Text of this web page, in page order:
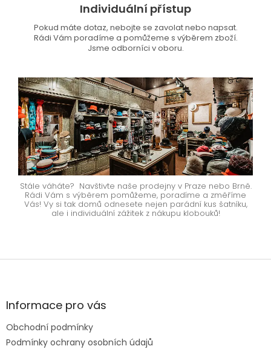
Individuální přístup
Pokud máte dotaz, nebojte se zavolat nebo napsat.
Rádi Vám poradíme a pomůžeme s výběrem zboží.
Jsme odborníci v oboru.
Stále váháte? Navštivte naše prodejny v Praze nebo Brně.
Rádi Vám s výběrem pomůžeme, poradíme a změříme
Vás! Vy si tak domů odnesete nejen parádní kus šatníku,
ale i individuální zážitek z nákupu klobouků!
Z
aInformace pro vás
Obchodní podmínky
Podmínky ochrany osobních údajů